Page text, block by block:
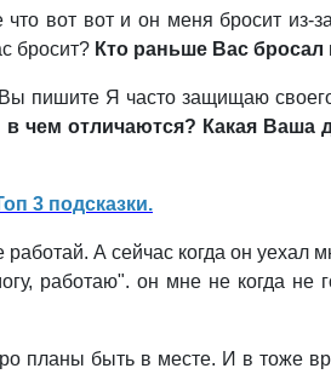
вот вот и он меня бросит из-
бросит? Кто раньше Вас бросал
пишите Я часто защищаю своего
чем отличаются? Какая Ваша
3 подсказки.
А сейчас когда он уехал
работаю". он мне не когда не
планы быть в месте. И в тоже